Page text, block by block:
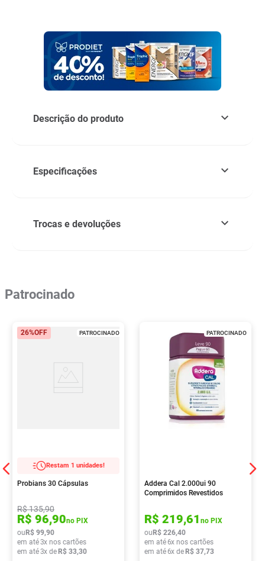
Descrição do produto
Especificações
Trocas e devoluções
Patrocinado
PATROCINADO
26%OFF
Restam 1 unidades!
Probians 30 Cápsulas
R$135,90
R$ 96,90no PIX
ou R$ 99,90
em até3x nos cartões
em até3x de R$ 33,30
PATROCINADO
Addera Cal 2.000ui 90
Comprimidos Revestidos
R$ 219,61 no PIX
ou R$ 226,40
em até6x nos cartões
em até6x de R$ 37,73